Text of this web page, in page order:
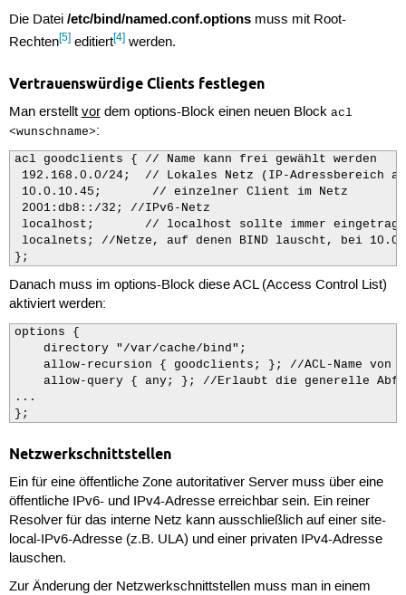
Die Datei /etc/bind/named.conf.optionsmuss mit Root-
Rechten[5]editiert[4]werden.
Vertrauenswürdige Clients festlegen
Man erstellt vordem options-Block einen neuen Block acl
<wunschname>:
acl goodclients { // Name kann frei gewählt werden
192.168.0.0/24;  // Lokales Netz (IP-Adressbereich
10.0.10.45;       // einzelner Client im Netz
2001:db8::/32; //IPv6-Netz
localhost;       // localhost sollte immer
localnets; //Netze, auf denen BIND lauscht, bei
};
Danach muss im options-Block diese ACL (Access Control List)
aktiviert werden:
options {
    directory "/var/cache/bind";
allow-recursion { goodclients; }; //ACL-Name von
allow-query { any; }; //Erlaubt die generelle
...
Netzwerkschnittstellen
Ein für eine öffentliche Zone autoritativer Server muss über eine
öffentliche IPv6- und IPv4-Adresse erreichbar sein. Ein reiner
Resolver für das interne Netz kann ausschließlich auf einer site-
local-IPv6-Adresse (z.B. ULA) und einer privaten IPv4-Adresse
lauschen.
Zur Änderung der Netzwerkschnittstellen muss man in einem